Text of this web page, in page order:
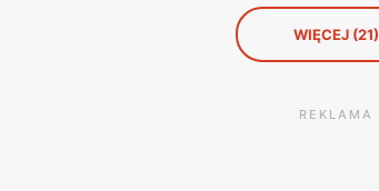
WIĘCEJ (21)
REKLAMA